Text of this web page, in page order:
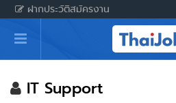
ฝากประวัติสมัครงาน
หน้าหลัก
ผู้สมัครงาน: เข้าสู่ระบบ
ฝากประวัติสมัครงาน
IT Support